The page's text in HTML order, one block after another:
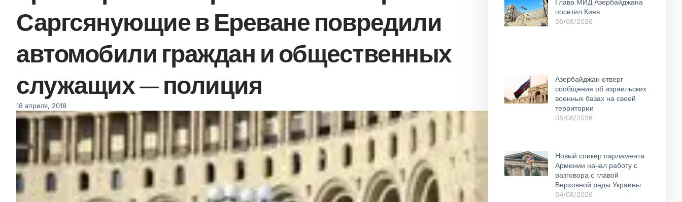
Саргсянующие в Ереване повредили
автомобили граждан и общественных
служащих — полиция
18 апреля, 2018
Глава МИД Азербайджана
посетил Киев
06/08/2026
Азербайджан отверг
сообщения об израильских
военных базах на своей
территории
05/08/2026
Новый спикер парламента
Армении начал работу с
разговора с главой
Верховной рады Украины
04/08/2026